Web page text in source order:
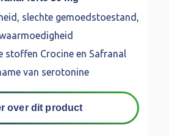
slechte gemoedstoestand,
stoffen Crocine en Safranal
van serotonine
over dit product